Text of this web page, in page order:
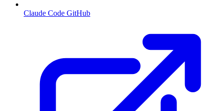
Claude Code GitHub